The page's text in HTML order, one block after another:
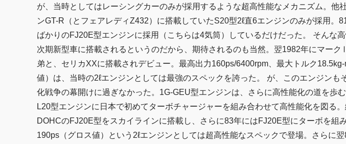
が、当時としてはレーシングカーのみが採用するような超高性能なメカニズム。他
ンGT-R（とフェアレディZ432）に搭載していたS20型2ℓ直6エンジンのみが採用。
ばかりのFJ20E型エンジンに採用（こちらは4気筒）しているだけだった。 そんな
次期新型車に搭載されるというのだから、期待されるのも当然。翌1982年にマー
弟と、セリカXXに搭載されデビュー。最高出力160ps/6400rpm、最大トルク
値）は、当時の2ℓエンジンとしては最強のスペックを誇った。 が、このエンジンも
化戦争の幕開けに過ぎなかった。1G-GEU型エンジンは、さらに高性能化の道を歩
L20型エンジンに日本で初めてターボチャージャーを組み合わせて高性能化を図る
DOHCのFJ20E型をスカイラインに搭載し、さらに83年にはFJ20E型にターボを組
190ps（グロス値）という2ℓエンジンとしては超高性能なスペックで登場。さらに